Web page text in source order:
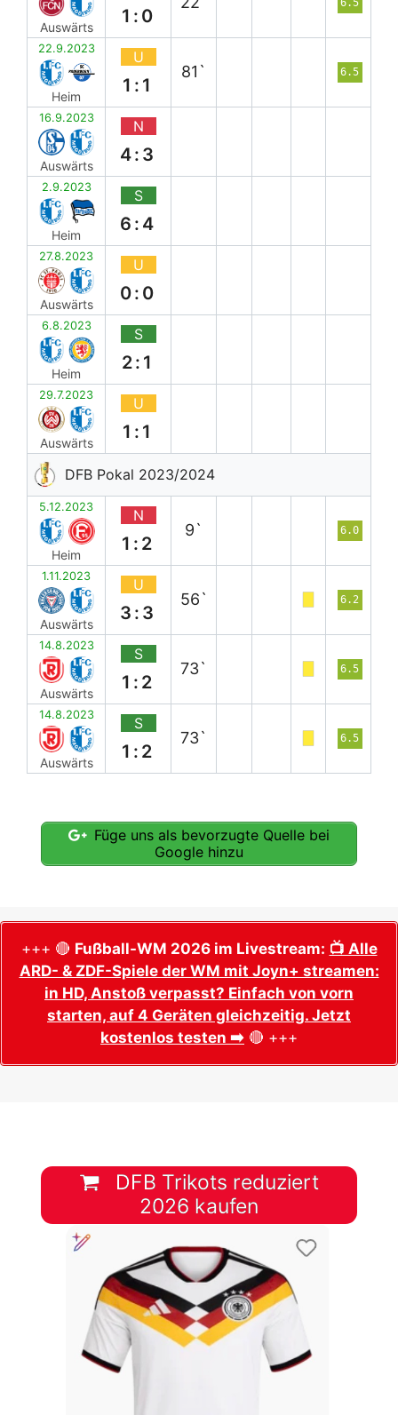
Auswärts
1:0
22.9.2023
Heim
U
1:1
81` 6.5
16.9.2023
Auswärts
N
4:3
2.9.2023
Heim
S
6:4
27.8.2023
Auswärts
U
0:0
6.8.2023
Heim
S
2:1
29.7.2023
Auswärts
U
1:1
DFB Pokal 2023/2024
5.12.2023
Heim
N
1:2
9` 6.0
1.11.2023
Auswärts
U
3:3
56` 6.2
14.8.2023
Auswärts
S
1:2
73` 6.5
14.8.2023
Auswärts
S
1:2
73` 6.5
Füge uns als bevorzugte Quelle bei
Google hinzu
+++ 🔴 Fußball-WM 2026 im Livestream: 📺 Alle
ARD- & ZDF-Spiele der WM mit Joyn+ streamen:
in HD, Anstoß verpasst? Einfach von vorn
starten, auf 4 Geräten gleichzeitig. Jetzt
kostenlos testen ➡️ 🔴 +++
DFB Trikots reduziert
2026 kaufen